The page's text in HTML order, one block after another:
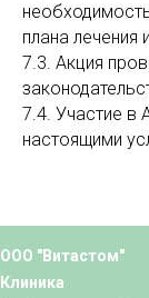
плана лечения
7.3. Акция
7.4. Участие в
настоящими
ООО "Витастом"
Клиника